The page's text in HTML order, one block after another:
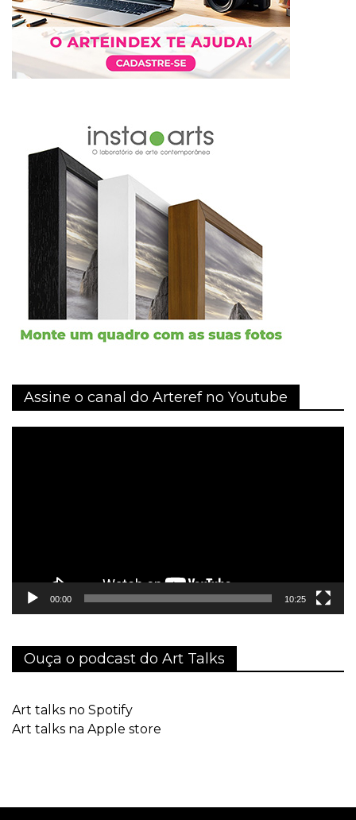
Assine o canal do Arteref no Youtube
00:00 10:25
Ouça o podcast do Art Talks
Art talks no Spotify
Art talks na Apple store